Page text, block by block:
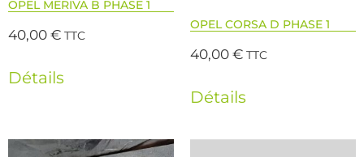
OPEL MERIVA B PHASE 1
40,00€ TTC
Détails
OPEL CORSA D PHASE 1
40,00€ TTC
Détails